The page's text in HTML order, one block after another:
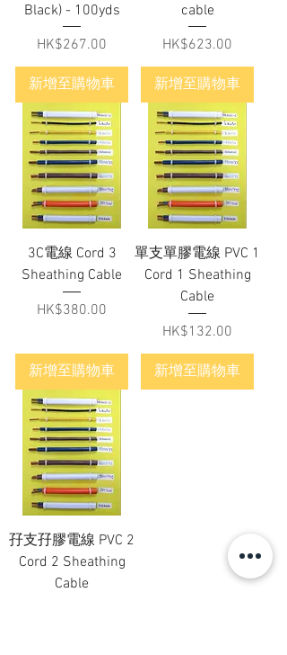
Black) - 100yds
價格
HK$267.00
新增至購物車
cable
價格
HK$623.00
新增至購物車
3C電線 Cord 3
Sheathing Cable
價格
HK$380.00
新增至購物車
單支單膠電線 PVC 1
Cord 1 Sheathing
Cable
價格
HK$132.00
新增至購物車
孖支孖膠電線 PVC 2
Cord 2 Sheathing
Cable